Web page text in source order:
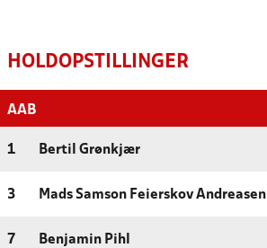
HOLDOPSTILLINGER
AAB
1 Bertil Grønkjær
3 Mads Samson Feierskov Andreasen
7 Benjamin Pihl